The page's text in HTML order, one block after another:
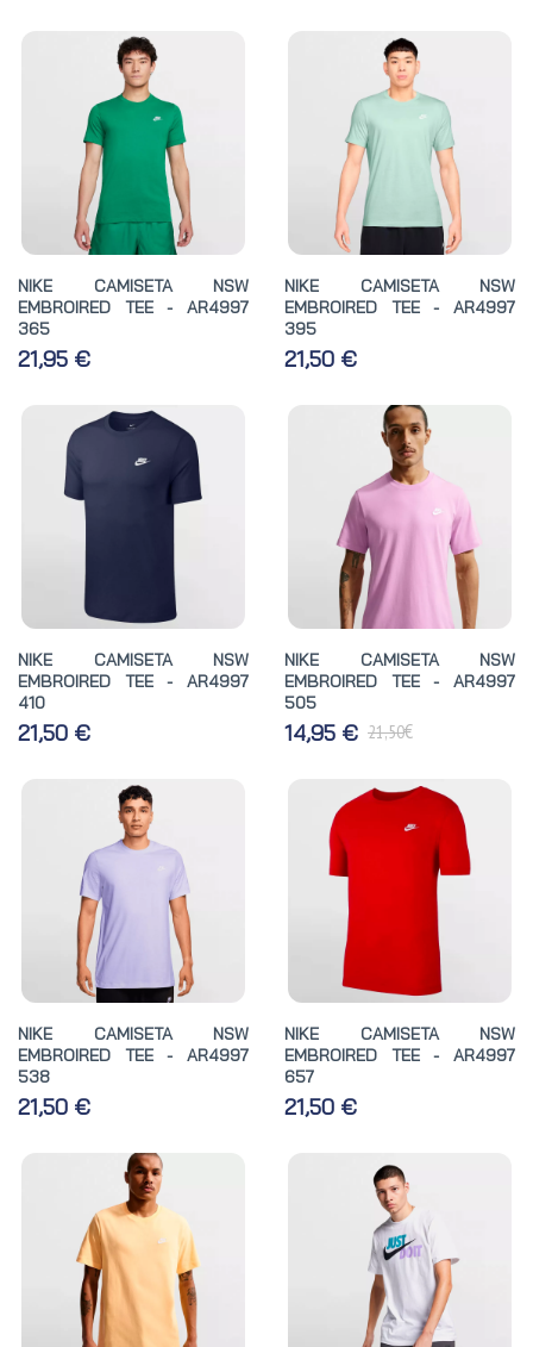
NIKE CAMISETA NSW
EMBROIRED TEE - AR4997
365
21,95 €
NIKE CAMISETA NSW
EMBROIRED TEE - AR4997
395
21,50 €
NIKE CAMISETA NSW
EMBROIRED TEE - AR4997
410
21,50 €
NIKE CAMISETA NSW
EMBROIRED TEE - AR4997
505
14,95 € 21,50€
NIKE CAMISETA NSW
EMBROIRED TEE - AR4997
538
21,50 €
NIKE CAMISETA NSW
EMBROIRED TEE - AR4997
657
21,50 €